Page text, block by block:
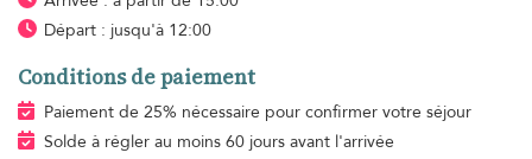
Départ : jusqu'à 12:00
Conditions de paiement
Paiement de 25% nécessaire pour confirmer votre séjour
Solde à régler au moins 60 jours avant l'arrivée